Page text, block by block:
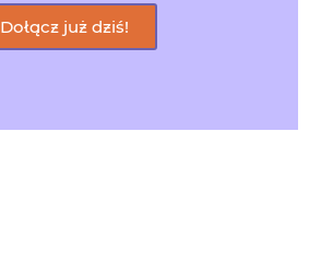
Dołącz już dziś!